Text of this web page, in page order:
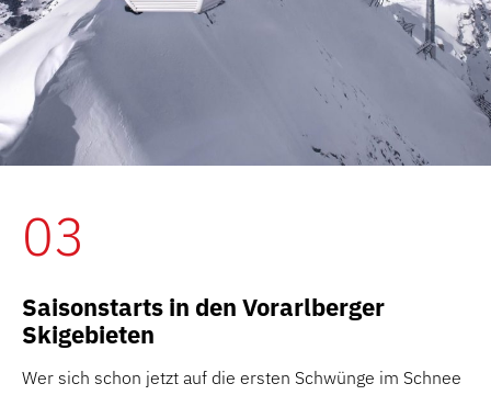
03
Saisonstarts in den Vorarlberger
Skigebieten
Wer sich schon jetzt auf die ersten Schwünge im Schnee